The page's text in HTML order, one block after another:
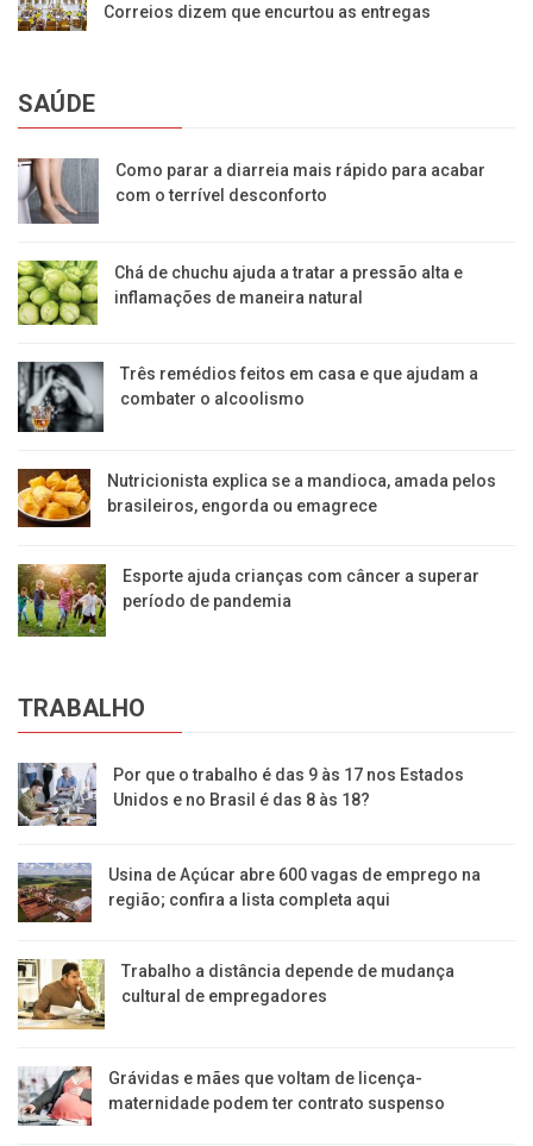
Correios dizem que encurtou as entregas
SAÚDE
Como parar a diarreia mais rápido para acabar
com o terrível desconforto
Chá de chuchu ajuda a tratar a pressão alta e
inflamações de maneira natural
Três remédios feitos em casa e que ajudam a
combater o alcoolismo
Nutricionista explica se a mandioca, amada pelos
brasileiros, engorda ou emagrece
Esporte ajuda crianças com câncer a superar
período de pandemia
TRABALHO
Por que o trabalho é das 9 às 17 nos Estados
Unidos e no Brasil é das 8 às 18?
Usina de Açúcar abre 600 vagas de emprego na
região; confira a lista completa aqui
Trabalho a distância depende de mudança
cultural de empregadores
Grávidas e mães que voltam de licença-
maternidade podem ter contrato suspenso